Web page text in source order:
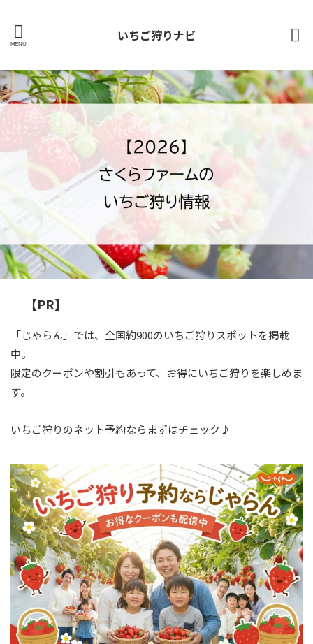
いちご狩りナビ
【PR】
「じゃらん」では、全国約900のいちご狩りスポットを掲載
中。
限定のクーポンや割引もあって、お得にいちご狩りを楽しめま
す。
いちご狩りのネット予約ならまずはチェック♪